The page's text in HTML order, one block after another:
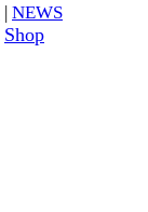
NEWS
Shop